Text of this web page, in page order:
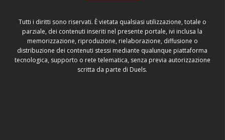
Tutti i diritti sono riservati. È vietata qualsiasi utilizzazione, totale o
parziale, dei contenuti inseriti nel presente portale, ivi inclusa la
memorizzazione, riproduzione, rielaborazione, diffusione o
distribuzione dei contenuti stessi mediante qualunque piattaforma
tecnologica, supporto o rete telematica, senza previa autorizzazione
scritta da parte di Duels.